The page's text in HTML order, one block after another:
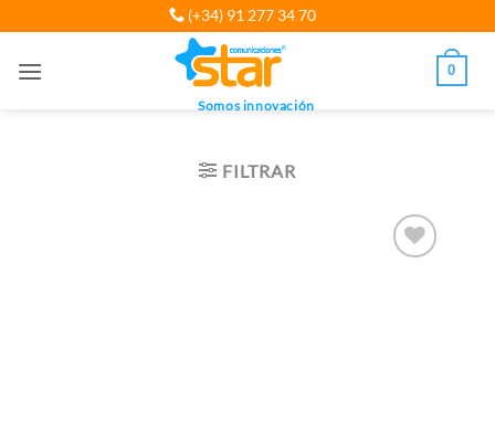
al
(+34) 91 277 34 70
Somos innovación
0
FILTRAR